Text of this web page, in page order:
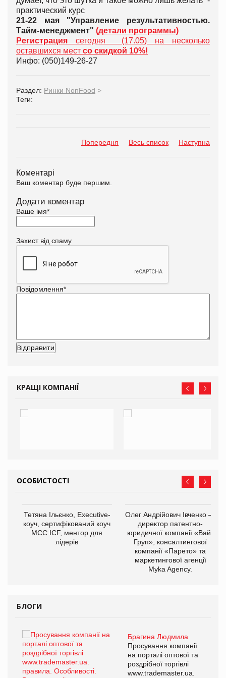
практический курс
21-22 мая "Управление результативностью.
Тайм-менеджмент" (детали программы)
Регистрация сегодня (17.05) на несколько
оставшихся мест со скидкой 10%!
Инфо: (050)149-26-27
Раздел: Ринки NonFood >
Теги:
Попередня Весь список Наступна
Коментарі
Ваш коментар буде першим.
Додати коментар
Ваше імя*
Захист від спаму
Повідомлення*
КРАЩІ КОМПАНІЇ
ОСОБИСТОСТІ
Тетяна Ільєнко, Executive-
коуч, сертифікований коуч
МСС ICF, ментор для
лідерів
Олег Андрійович Івченко —
директор патентно-
юридичної компанії «Вайз
Груп», консалтингової
компанії «Парето» та
маркетингової агенції
Myka Agency.
БЛОГИ
Брагина Людмила
Просування компанії
на порталі оптової та
роздрібної торгівлі
www.trademaster.ua.